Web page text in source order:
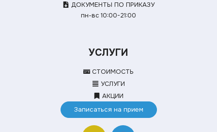
ДОКУМЕНТЫ ПО ПРИКАЗУ
пн-вс 10:00-21:00
УСЛУГИ
СТОИМОСТЬ
УСЛУГИ
АКЦИИ
Записаться на прием